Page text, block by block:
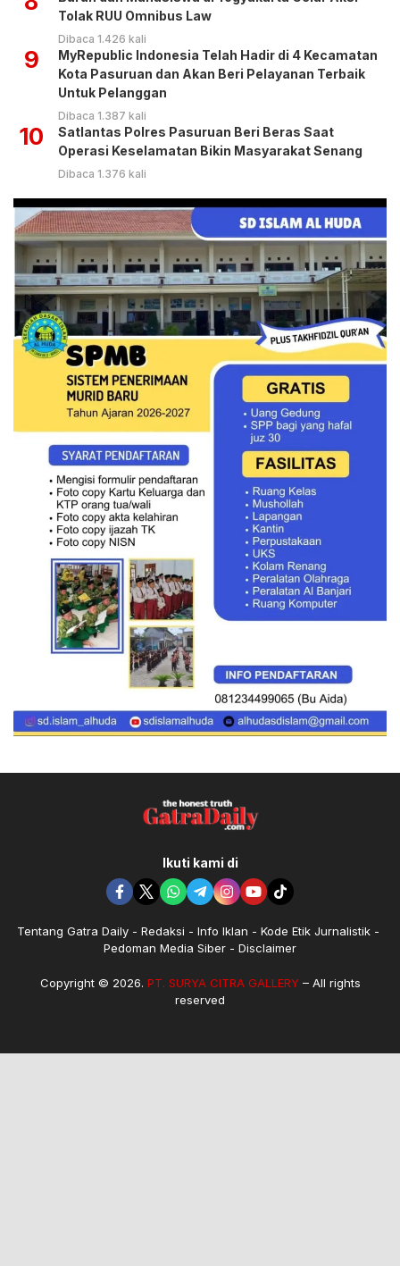
Tolak RUU Omnibus Law
Dibaca 1.426 kali
9
MyRepublic Indonesia Telah Hadir di 4 Kecamatan
Kota Pasuruan dan Akan Beri Pelayanan Terbaik
Untuk Pelanggan
Dibaca 1.387 kali
10
Satlantas Polres Pasuruan Beri Beras Saat
Operasi Keselamatan Bikin Masyarakat Senang
Dibaca 1.376 kali
Ikuti kami di
Tentang Gatra Daily Redaksi Info Iklan
Kode Etik Jurnalistik
Pedoman Media Siber
Disclaimer
Copyright © 2026. PT. SURYA CITRA GALLERY– All rights
reserved